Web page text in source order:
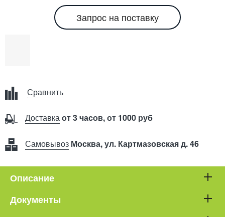
Запрос на поставку
Сравнить
Доставкаот 3 часов, от 1000 руб
Самовывоз Москва, ул. Картмазовская д. 46
Описание
Документы